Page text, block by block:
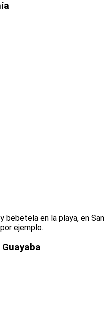
bebetela en la playa, en San
ejemplo.